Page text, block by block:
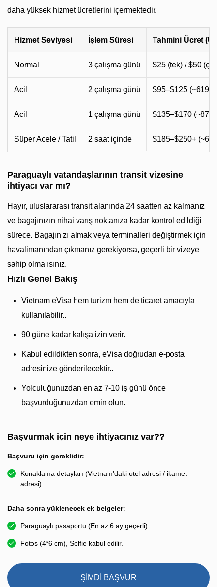
daha yüksek hizmet ücretlerini içermektedir.
Hizmet Seviyesi İşlem Süresi Tahmini Ücret
Normal 3 çalışma günü $25 (tek) / $50
Acil 2 çalışma günü $95–$125
Acil 1 çalışma günü $135–$170
Süper Acele / Tatil 2 saat içinde $185–$250+
Paraguaylı vatandaşlarının transit vizesine
ihtiyacı var mı?
Hayır, uluslararası transit alanında 24 saatten az kalmanız
ve bagajınızın nihai varış noktanıza kadar kontrol edildiği
sürece. Bagajınızı almak veya terminalleri değiştirmek için
havalimanından çıkmanız gerekiyorsa, geçerli bir vizeye
sahip olmalısınız.
Hızlı Genel Bakış
Vietnam eVisa hem turizm hem de ticaret amacıyla
kullanılabilir..
90 güne kadar kalışa izin verir.
Kabul edildikten sonra, eVisa doğrudan e-posta
adresinize gönderilecektir..
Yolculuğunuzdan en az 7-10 iş günü önce
başvurduğunuzdan emin olun.
Başvurmak için neye ihtiyacınız var??
Başvuru için gereklidir:
Konaklama detayları (Vietnam'daki otel adresi / ikamet
adresi)
Daha sonra yüklenecek ek belgeler:
Paraguaylı pasaportu (En az 6 ay geçerli)
Fotos (4*6 cm), Selfie kabul edilir.
ŞİMDİ BAŞVUR